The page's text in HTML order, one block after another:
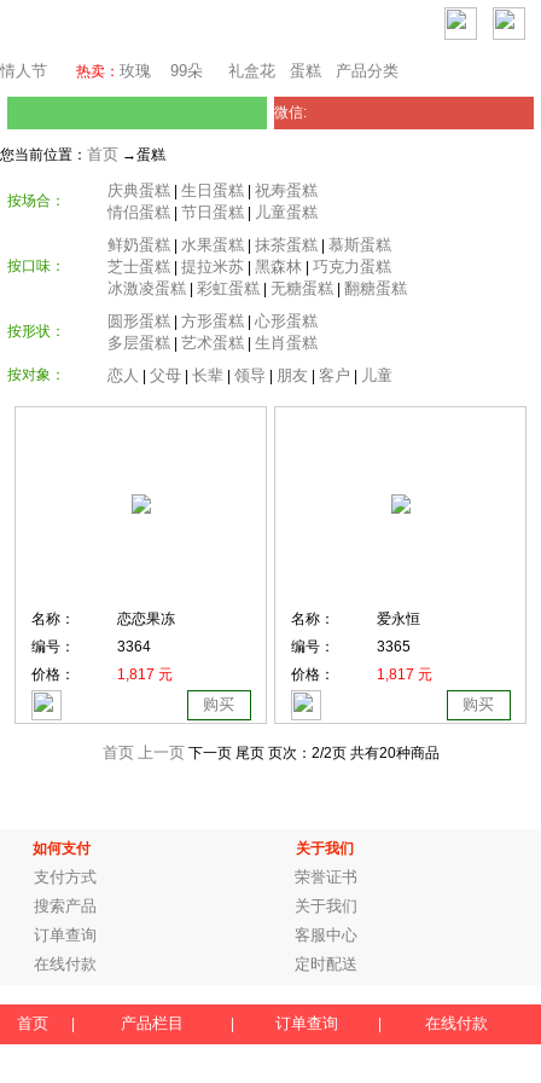
情人节 热卖： 玫瑰 99朵 礼盒花 蛋糕 产品分类
微信:
您当前位置： 首页 →蛋糕
按场合：
庆典蛋糕 生日蛋糕 祝寿蛋糕
情侣蛋糕 节日蛋糕 儿童蛋糕
按口味：
鲜奶蛋糕 水果蛋糕 抹茶蛋糕 慕斯蛋糕
芝士蛋糕 提拉米苏 黑森林 巧克力蛋糕
冰激凌蛋糕 彩虹蛋糕 无糖蛋糕 翻糖蛋糕
按形状：
圆形蛋糕 方形蛋糕 心形蛋糕
多层蛋糕 艺术蛋糕 生肖蛋糕
按对象： 恋人 父母 长辈 领导 朋友 客户 儿童
名称：
恋恋果冻
编号：
3364
价格：
1,817 元
购买
名称：
爱永恒
编号：
3365
价格：
1,817 元
购买
首页 上一页 下一页 尾页页次： 2/2页 共有20种商品
如何支付 关于我们
支付方式
荣誉证书
搜索产品
关于我们
订单查询
客服中心
在线付款
定时配送
首页 产品栏目 订单查询 在线付款